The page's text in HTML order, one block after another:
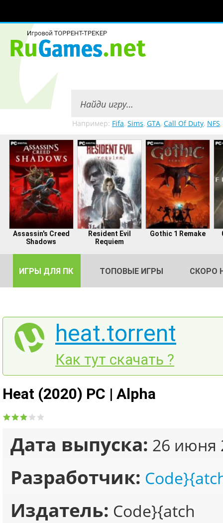
Например: Fifa, Sims, GTA, Call Of Duty, NFS,
Assassin's Creed
Shadows
Resident Evil
Requiem
Gothic 1 Remake
ИГРЫ ДЛЯ ПК ТОПОВЫЕ ИГРЫ СКОРО
heat.torrent
Как тут скачать ?
Heat (2020) PC | Alpha
Дата выпуска: 26 июня
Разработчик:
Издатель: Code}{atch